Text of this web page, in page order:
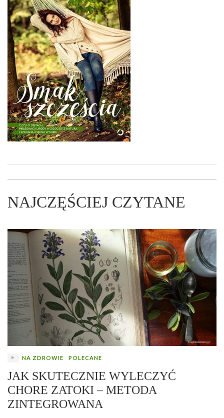
NAJCZĘŚCIEJ CZYTANE
NA ZDROWIE POLECANE
JAK SKUTECZNIE WYLECZYĆ
CHORE ZATOKI – METODA
ZINTEGROWANA